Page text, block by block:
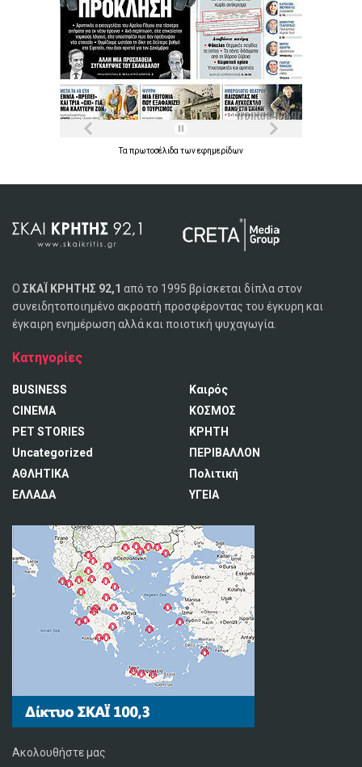
Τα πρωτοσέλιδα τωνεφημερίδων
Ο ΣΚΑΪ ΚΡΗΤΗΣ 92,1 από το 1995 βρίσκεται δίπλα στον
συνειδητοποιημένο ακροατή προσφέροντας του έγκυρη και
έγκαιρη ενημέρωση αλλά και ποιοτική ψυχαγωγία.
Κατηγορίες
BUSINESS
CINEMA
PET STORIES
Uncategorized
ΑΘΛΗΤΙΚΑ
ΕΛΛΑΔΑ
Καιρός
ΚΟΣΜΟΣ
ΚΡΗΤΗ
ΠΕΡΙΒΑΛΛΟΝ
Πολιτική
ΥΓΕΙΑ
Ακολουθήστε μας